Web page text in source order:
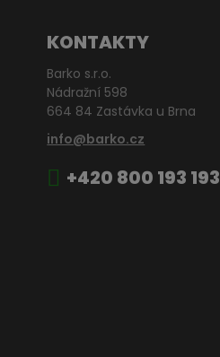
KONTAKTY
Barko s.r.o.
Nádražní 598
664 84 Zastávka u Brna
info@barko.cz
+420 800 193 193